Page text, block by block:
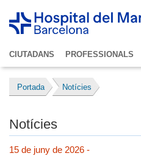
CIUTADANS PROFESSIONALS
Portada Notícies
Notícies
15 de juny de 2026 -